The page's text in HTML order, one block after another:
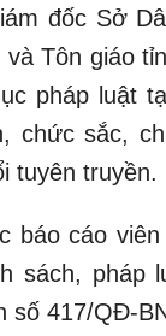
đốc Sở
Tôn giáo
pháp luật
chức sắc,
tuyên truyền.
báo cáo
sách, pháp
số 417/QĐ-